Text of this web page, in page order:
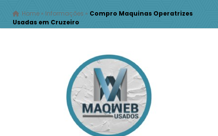
Home » Informações » Compro Maquinas Operatrizes
Usadas em Cruzeiro